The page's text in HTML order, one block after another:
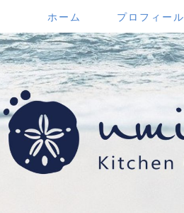
ホーム プロフィール